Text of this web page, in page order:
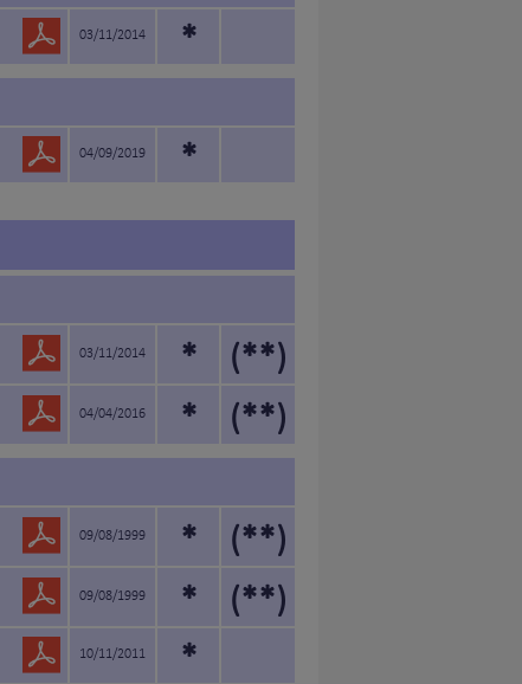
03/11/2014 *
04/09/2019 *
03/11/2014 * (**)
04/04/2016 * (**)
09/08/1999 * (**)
09/08/1999 * (**)
10/11/2011 *